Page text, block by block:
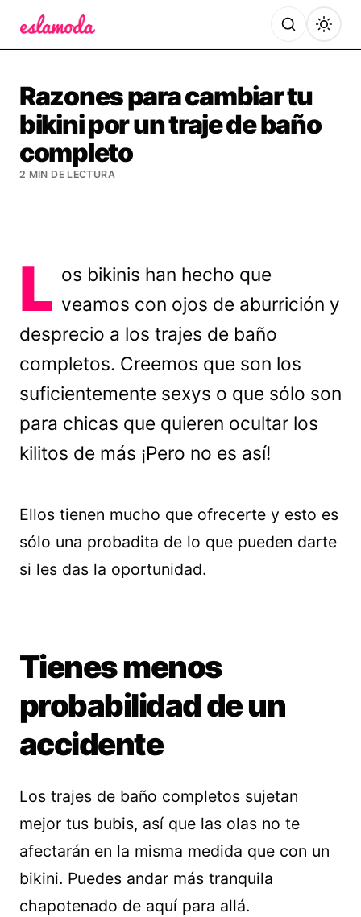
Razones para cambiar tu
bikini por un traje de baño
completo
2 MIN DE LECTURA
L os bikinis han hecho que
veamos con ojos de aburrición y
desprecio a los trajes de baño
completos. Creemos que son los
suficientemente sexys o que sólo son
para chicas que quieren ocultar los
kilitos de más ¡Pero no es así!
Ellos tienen mucho que ofrecerte y esto es
sólo una probadita de lo que pueden darte
si les das la oportunidad.
Tienes menos
probabilidad de un
accidente
Los trajes de baño completos sujetan
mejor tus bubis, así que las olas no te
afectarán en la misma medida que con un
bikini. Puedes andar más tranquila
chapotenado de aquí para allá.